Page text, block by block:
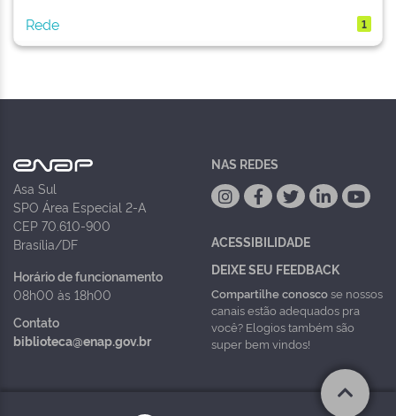
Rede 1
Asa Sul
SPO Área Especial 2-A
CEP 70.610-900
Brasília/DF
Horário de funcionamento
08h00 às 18h00
Contato
biblioteca@enap.gov.br
NAS REDES
ACESSIBILIDADE
DEIXE SEU FEEDBACK
Compartilhe conoscose nossos
canais estão adequados pra
você? Elogios também são
super bem vindos!